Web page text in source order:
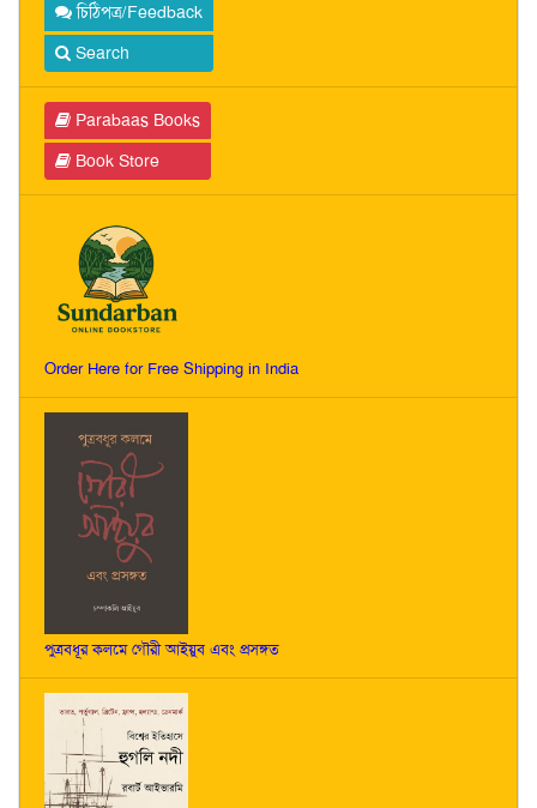
চিঠিপত্র/Feedback
Search
Parabaas Books
Book Store
Order Here for Free Shipping in India
পুত্রবধূর কলমে গৌরী আইয়ুব এবং প্রসঙ্গত